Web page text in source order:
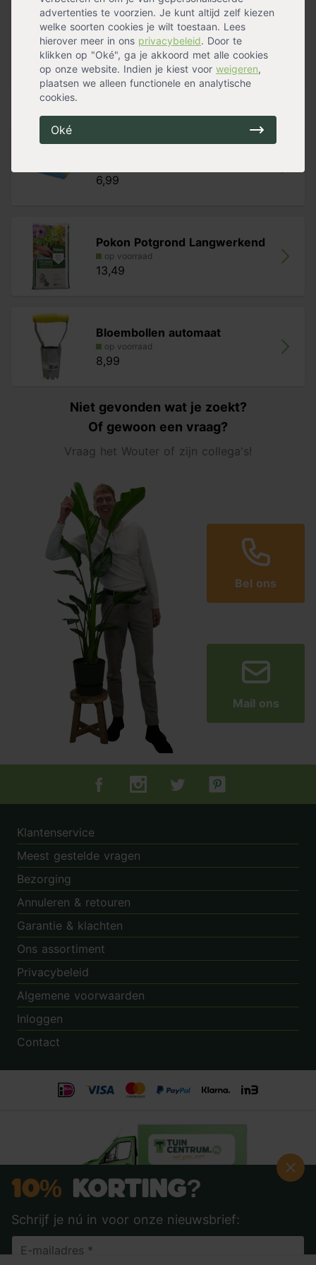
advertenties te voorzien. Je kunt altijd zelf kiezen
welke soorten cookies je wilt toestaan. Lees
hierover meer in ons privacybeleid. Door te
klikken op "Oké", ga je akkoord met alle cookies
op onze website. Indien je kiest voor weigeren,
plaatsen we alleen functionele en analytische
cookies.
Oké
Winterhard
Ja
Bloeiperiode
Voorjaarsbloeier
Standplaats
Halfschaduw,Zon
Maximalehoogte
10 cm
Bloemkleur
Geel,Paars,Fuchsia
Meer specificaties »
6,99
Pokon Potgrond Langwerkend
op voorraad
13,49
Bloembollen automaat
op voorraad
8,99
Niet gevonden wat je zoekt?
Of gewoon een vraag?
Vraag het Wouter of zijn collega's!
Bel ons
Mail ons
Tuincentrum.nl op Facebook
Tuincentrum.nl op Instagram
Tuincentrum.nl op Twitter
Tuincentrum.nl op
Klantenservice
Meest gestelde vragen
Bezorging
Annuleren & retouren
Garantie & klachten
Ons assortiment
Privacybeleid
Algemene voorwaarden
Inloggen
Contact
Beoordeling:8.9door3.862klanten
© 2014 - 2026 - Tuincentrum.nl B.V.
10% Korting?
Schrijf je nú in voor onze nieuwsbrief: